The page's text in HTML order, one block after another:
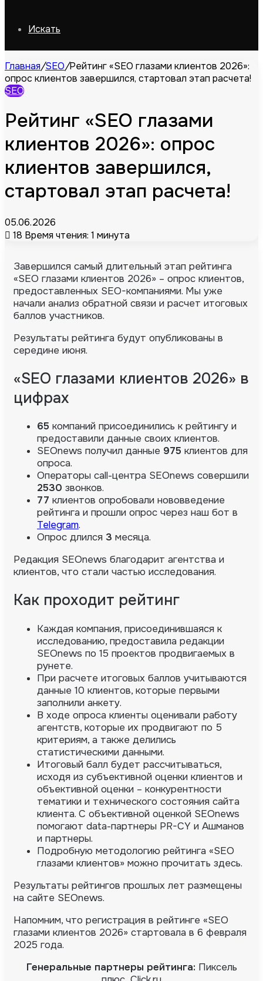
Искать
Главная/SEO/Рейтинг «SEO глазами клиентов 2026»:
опрос клиентов завершился, стартовал этап расчета!
SEO
Рейтинг «SEO глазами
клиентов 2026»: опрос
клиентов завершился,
стартовал этап расчета!
05.06.2026
18 Время чтения: 1 минута
Завершился самый длительный этап рейтинга
«SEO глазами клиентов 2026» – опрос клиентов,
предоставленных SEO-компаниями. Мы уже
начали анализ обратной связи и расчет итоговых
баллов участников.
Результаты рейтинга будут опубликованы в
середине июня.
«SEO глазами клиентов 2026» в
цифрах
65 компаний присоединились к рейтингу и
предоставили данные своих клиентов.
SEOnews получил данные 975 клиентов для
опроса.
Операторы call-центра SEOnews совершили
2530 звонков.
77 клиентов опробовали нововведение
рейтинга и прошли опрос через наш бот в
Telegram.
Опрос длился 3 месяца.
Редакция SEOnews благодарит агентства и
клиентов, что стали частью исследования.
Как проходит рейтинг
Каждая компания, присоединившаяся к
исследованию, предоставила редакции
SEOnews по 15 проектов продвигаемых в
рунете.
При расчете итоговых баллов учитываются
данные 10 клиентов, которые первыми
заполнили анкету.
В ходе опроса клиенты оценивали работу
агентств, которые их продвигают по 5
критериям, а также делились
статистическими данными.
Итоговый балл будет рассчитываться,
исходя из субъективной оценки клиентов и
объективной оценки – конкурентности
тематики и технического состояния сайта
клиента. С объективной оценкой SEOnews
помогают data-партнеры PR-CY и Ашманов
и партнеры.
Подробную методологию рейтинга «SEO
глазами клиентов» можно прочитать здесь.
Результаты рейтингов прошлых лет размещены
на сайте SEOnews.
Напомним, что регистрация в рейтинге «SEO
глазами клиентов 2026» стартовала в 6 февраля
2025 года.
Генеральные партнеры рейтинга: Пиксель